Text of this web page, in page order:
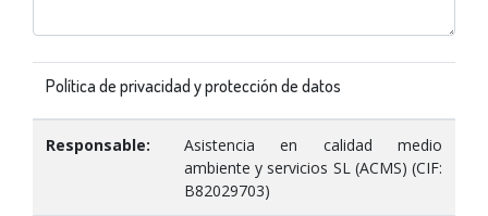
Política de privacidad y protección de datos
Responsable:
Asistencia en calidad medio
ambiente y servicios SL (ACMS) (CIF:
B82029703)